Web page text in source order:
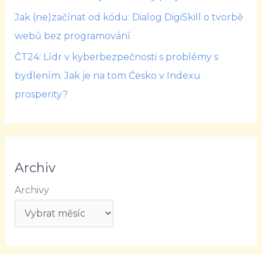
Jak (ne)začínat od kódu: Dialog DigiSkill o tvorbě
webů bez programování
ČT24: Lídr v kyberbezpečnosti s problémy s
bydlením. Jak je na tom Česko v Indexu
prosperity?
Archiv
Archivy